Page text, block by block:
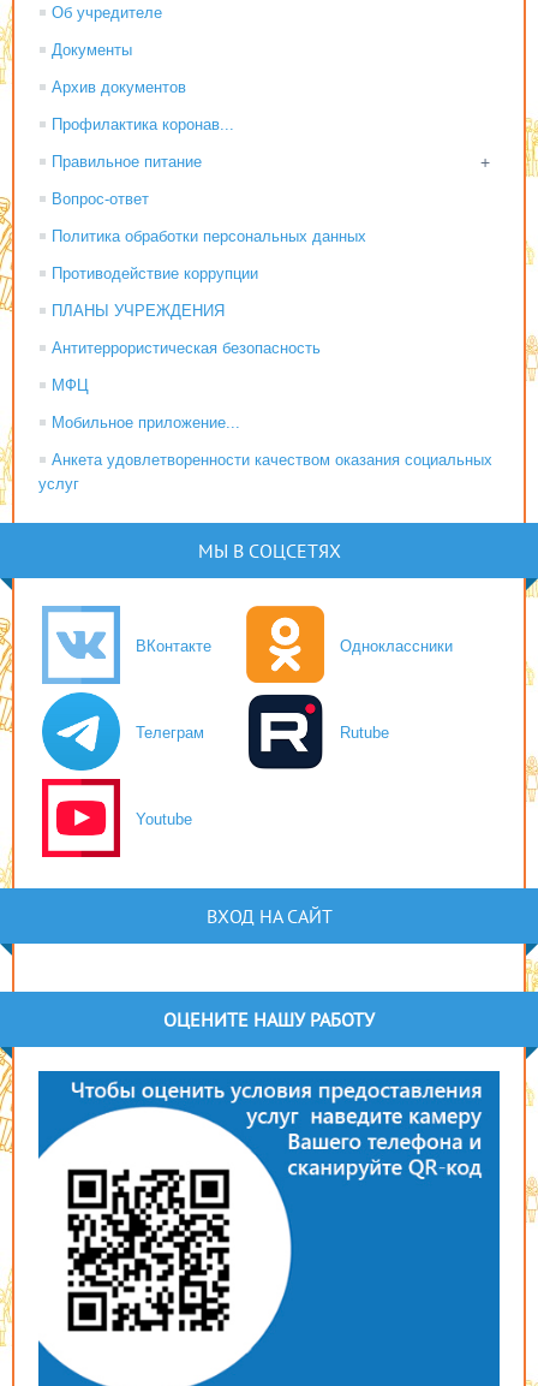
Об учредителе
Документы
Архив документов
Профилактика коронав...
+
Правильное питание
Вопрос-ответ
Политика обработки персональных данных
Противодействие коррупции
ПЛАНЫ УЧРЕЖДЕНИЯ
Антитеррористическая безопасность
МФЦ
Мобильное приложение...
Анкета удовлетворенности качеством оказания социальных
услуг
МЫ В СОЦСЕТЯХ
ВКонтакте Одноклассники
Телеграм Rutube
Youtube
ВХОД НА САЙТ
ОЦЕНИТЕ НАШУ РАБОТУ